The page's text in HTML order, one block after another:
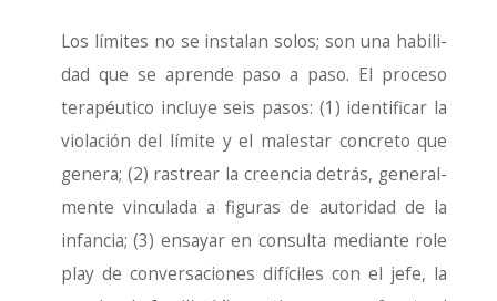
Los lími­tes no se ins­ta­lan solos; son una habi­li­
dad que se apren­de paso a paso. El pro­ce­so
tera­péu­ti­co inclu­ye seis pasos: (1) iden­ti­fi­car la
vio­la­ción del lími­te y el males­tar con­cre­to que
gene­ra; (2) ras­trear la creen­cia detrás, gene­ral­
men­te vin­cu­la­da a figu­ras de auto­ri­dad de la
infan­cia; (3) ensa­yar en con­sul­ta median­te role
play de con­ver­sa­cio­nes difí­ci­les con el jefe, la